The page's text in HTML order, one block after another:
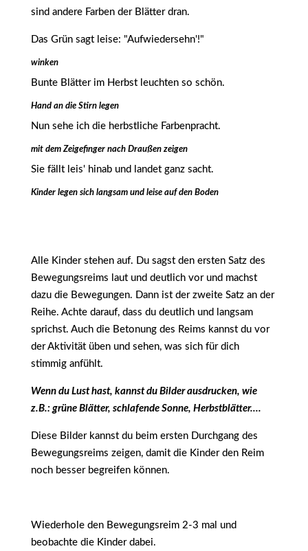
sind andere Farben der Blätter dran.
Das Grün sagt leise: "Aufwiedersehn'!"
winken
Bunte Blätter im Herbst leuchten so schön.
Hand an die Stirn legen
Nun sehe ich die herbstliche Farbenpracht.
mit dem Zeigefinger nach Draußen zeigen
Sie fällt leis' hinab und landet ganz sacht.
Kinder legen sich langsam und leise auf den Boden
Alle Kinder stehen auf. Du sagst den ersten Satz des
Bewegungsreims laut und deutlich vor und machst
dazu die Bewegungen. Dann ist der zweite Satz an der
Reihe. Achte darauf, dass du deutlich und langsam
sprichst. Auch die Betonung des Reims kannst du vor
der Aktivität üben und sehen, was sich für dich
stimmig anfühlt.
Wenn du Lust hast, kannst du Bilder ausdrucken, wie
z.B.: grüne Blätter, schlafende Sonne, Herbstblätter....
Diese Bilder kannst du beim ersten Durchgang des
Bewegungsreims zeigen, damit die Kinder den Reim
noch besser begreifen können.
Wiederhole den Bewegungsreim 2-3 mal und
beobachte die Kinder dabei.